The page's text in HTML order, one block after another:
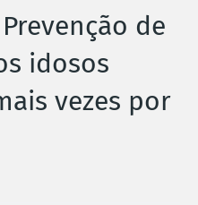
de
idosos
vezes por